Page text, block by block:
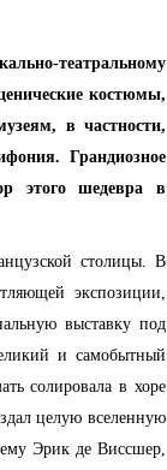
театральному
костюмы,
в частности,
Грандиозное
этого шедевра в
столицы. В
экспозиции,
выставку под
и самобытный
солировала в хоре
целую вселенную
Эрик де Виссшер,